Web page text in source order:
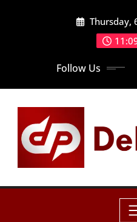
Thursday,
Follow Us